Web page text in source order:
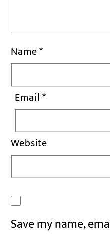
Name*
Email*
Website
Save my name,